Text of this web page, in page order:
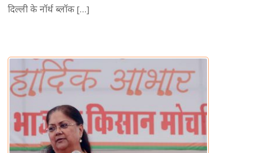
दिल्ली के नॉर्थ ब्लॉक […]